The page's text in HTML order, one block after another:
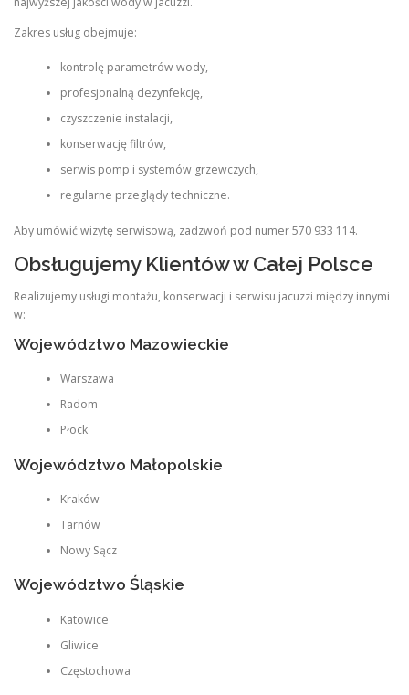
Zakres usług obejmuje:
kontrolę parametrów wody,
profesjonalną dezynfekcję,
czyszczenie instalacji,
konserwację filtrów,
serwis pomp i systemów grzewczych,
regularne przeglądy techniczne.
Aby umówić wizytę serwisową, zadzwoń pod numer 570 933 114.
Obsługujemy Klientów w Całej Polsce
Realizujemy usługi montażu, konserwacji i serwisu jacuzzi między innymi
w:
Województwo Mazowieckie
Warszawa
Radom
Płock
Województwo Małopolskie
Kraków
Tarnów
Nowy Sącz
Województwo Śląskie
Katowice
Gliwice
Częstochowa